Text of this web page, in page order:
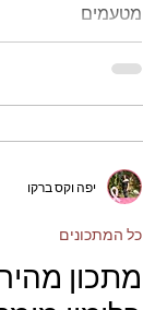
מטעמים
מתכון
כל המתכונים
יפה וקס ברקו